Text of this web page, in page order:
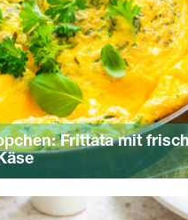
Frittata mit